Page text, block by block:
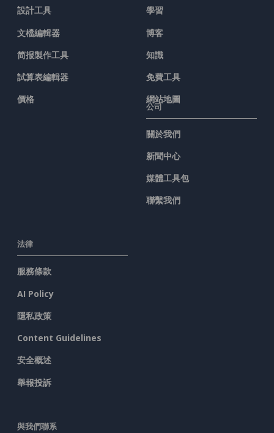
設計工具
文檔編輯器
简报製作工具
試算表編輯器
價格
學習
博客
知識
免費工具
網站地圖
公司
關於我們
新聞中心
媒體工具包
聯繫我們
法律
服務條款
AI Policy
隱私政策
Content Guidelines
安全概述
舉報投訴
與我們聯系